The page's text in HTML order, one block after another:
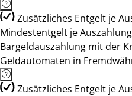
Zusätzliches Entgelt je
Mindestentgelt je
Bargeldauszahlung mit der
Geldautomaten in
Zusätzliches Entgelt je